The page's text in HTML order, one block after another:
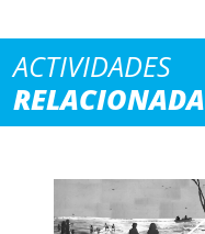
ACTIVIDADES